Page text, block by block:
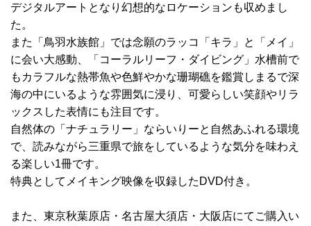
デジタルアートとなり幻想的なロケーションも収めまし
た。
また「鳥羽水族館」では念願のラッコ「キラ」と「メイ」
に会い大感動、「コーラルリーフ・ダイビング」水槽前で
もカラフルな熱帯魚や色鮮やかな珊瑚礁を鑑賞しまるで深
海の中にいるような雰囲気に浸り、可愛らしい笑顔やリラ
ックスした表情にも注目です。
自然体の「ナチュラリー」ならいりーと自然あふれる環境
で、読みながら三重県で旅をしているような気分を味わえ
る楽しい1冊です。
特典としてメイキング映像を収録したDVD付き。
また、東京秋葉原店・名古屋大須店・大阪店にてご購入い